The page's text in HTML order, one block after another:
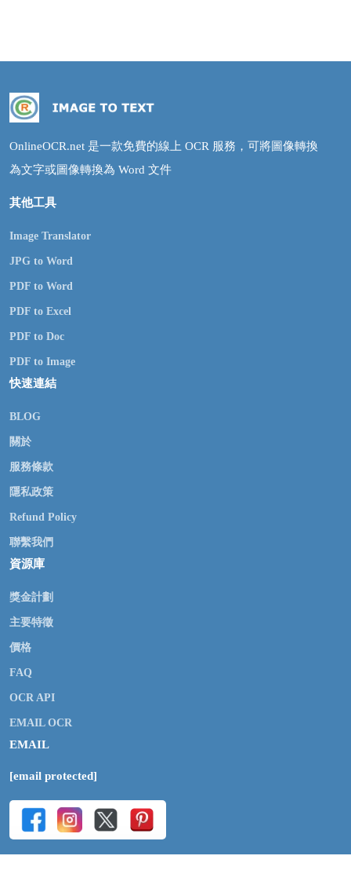
OnlineOCR.net 是一款免費的線上 OCR 服務，可將圖像轉換
為文字或圖像轉換為 Word 文件
其他工具
Image Translator
JPG to Word
PDF to Word
PDF to Excel
PDF to Doc
PDF to Image
快速連結
BLOG
關於
服務條款
隱私政策
Refund Policy
聯繫我們
資源庫
獎金計劃
主要特徵
價格
FAQ
OCR API
EMAIL OCR
EMAIL
[email protected]